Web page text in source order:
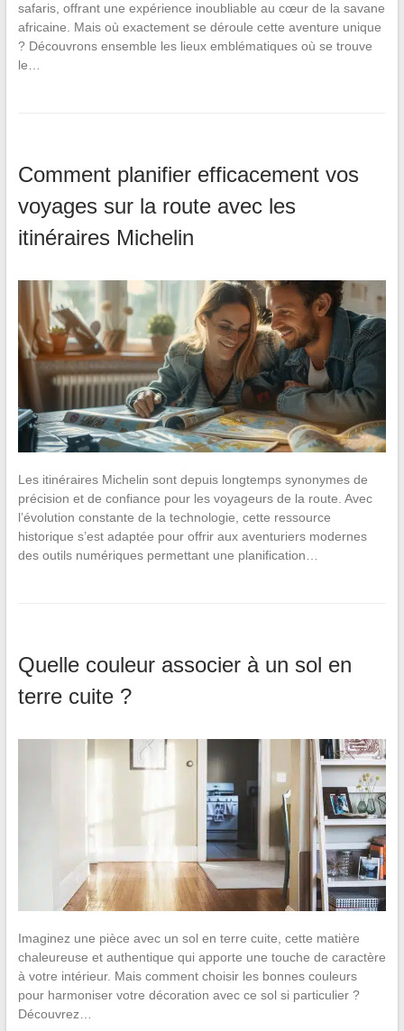
safaris, offrant une expérience inoubliable au cœur de la savane
africaine. Mais où exactement se déroule cette aventure unique
? Découvrons ensemble les lieux emblématiques où se trouve
le…
Comment planifier efficacement vos
voyages sur la route avec les
itinéraires Michelin
Les itinéraires Michelin sont depuis longtemps synonymes de
précision et de confiance pour les voyageurs de la route. Avec
l’évolution constante de la technologie, cette ressource
historique s’est adaptée pour offrir aux aventuriers modernes
des outils numériques permettant une planification…
Quelle couleur associer à un sol en
terre cuite ?
Imaginez une pièce avec un sol en terre cuite, cette matière
chaleureuse et authentique qui apporte une touche de caractère
à votre intérieur. Mais comment choisir les bonnes couleurs
pour harmoniser votre décoration avec ce sol si particulier ?
Découvrez…